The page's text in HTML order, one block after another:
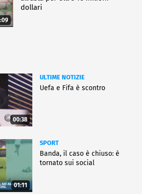
dollari
00:38
ULTIME NOTIZIE
Uefa e Fifa è scontro
01:11
SPORT
Banda, il caso è chiuso: è
tornato sui social